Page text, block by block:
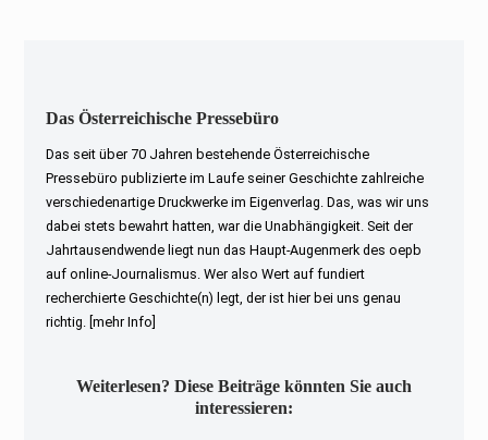
Das Österreichische Pressebüro
Das seit über 70 Jahren bestehende Österreichische
Pressebüro publizierte im Laufe seiner Geschichte zahlreiche
verschiedenartige Druckwerke im Eigenverlag. Das, was wir uns
dabei stets bewahrt hatten, war die Unabhängigkeit. Seit der
Jahrtausendwende liegt nun das Haupt-Augenmerk des oepb
auf online-Journalismus. Wer also Wert auf fundiert
recherchierte Geschichte(n) legt, der ist hier bei uns genau
richtig.
[mehr Info]
Weiterlesen? Diese Beiträge könnten Sie auch
interessieren: